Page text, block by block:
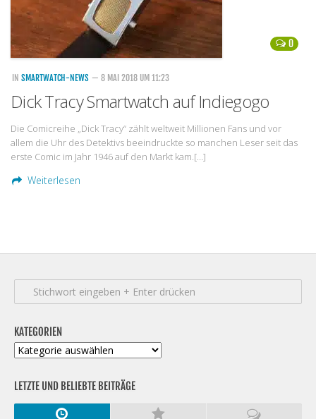
Smartphonetarife
Datentarife
o2
Smartphonetarife
Prepaid-Tarife
Datentarife
0
IN SMARTWATCH-NEWS — 8 MAI 2018 UM 11:23
Dick Tracy Smartwatch auf Indiegogo
Die Comicreihe „Dick Tracy“ zählt weltweit Millionen Fans und vor
allem die Uhr des Detektivs beeindruckte so manchen Leser seit das
erste Comic im Jahr 1946 auf den Markt kam.[…]
Weiterlesen
KATEGORIEN
Kategorien
LETZTE UND BELIEBTE BEITRÄGE